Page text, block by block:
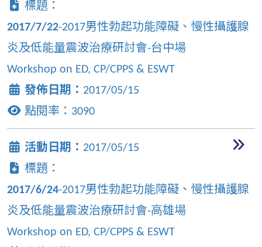
標題：
2017/7/22-2017男性勃起功能障礙、慢性攝護腺
炎及低能量震波治療研討會-台中場
Workshop on ED, CP/CPPS & ESWT
發佈日期： 2017/05/15
點閱率： 3090
活動日期： 2017/05/15
標題：
2017/6/24-2017男性勃起功能障礙、慢性攝護腺
炎及低能量震波治療研討會-高雄場
Workshop on ED, CP/CPPS & ESWT